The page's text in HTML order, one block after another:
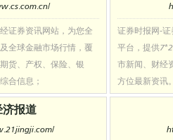
证券资讯网站，为您全
全球金融市场行情，覆
货、产权、保险、银
合信息；
证券时报网-
平台，提供
市新闻、财经
方位最新资讯。
报道